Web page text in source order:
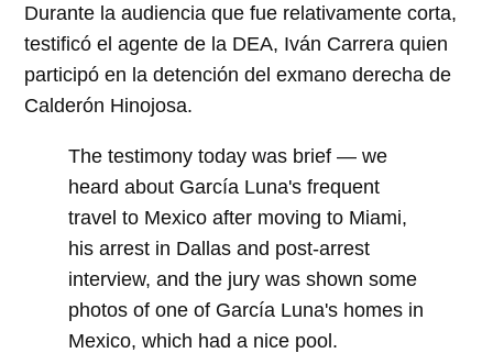
Durante la audiencia que fue relativamente corta,
testificó el agente de la DEA, Iván Carrera quien
participó en la detención del exmano derecha de
Calderón Hinojosa.
The testimony today was brief — we
heard about García Luna's frequent
travel to Mexico after moving to Miami,
his arrest in Dallas and post-arrest
interview, and the jury was shown some
photos of one of García Luna's homes in
Mexico, which had a nice pool.